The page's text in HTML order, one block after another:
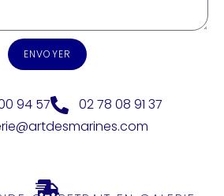
ENVOYER
94 57
02 78 08 91 37